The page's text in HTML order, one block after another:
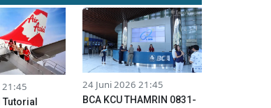
21:45
Tutorial
24 Juni 2026 21:45
BCA KCU THAMRIN 0831-